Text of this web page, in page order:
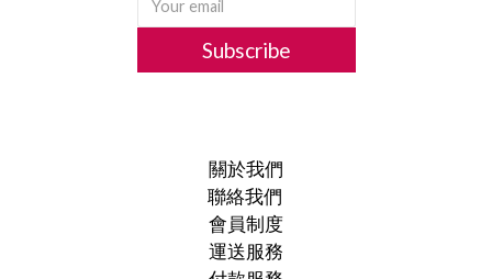
Subscribe
關於我們
聯絡我們
會員制度
運送服務